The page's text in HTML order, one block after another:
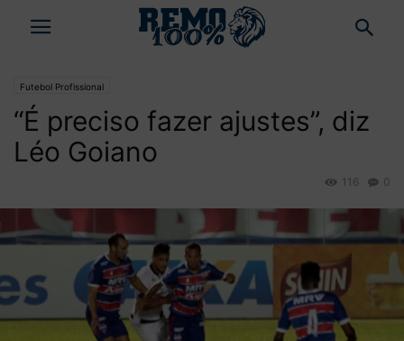
Futebol Profissional
“É preciso fazer ajustes”, diz
Léo Goiano
0
116